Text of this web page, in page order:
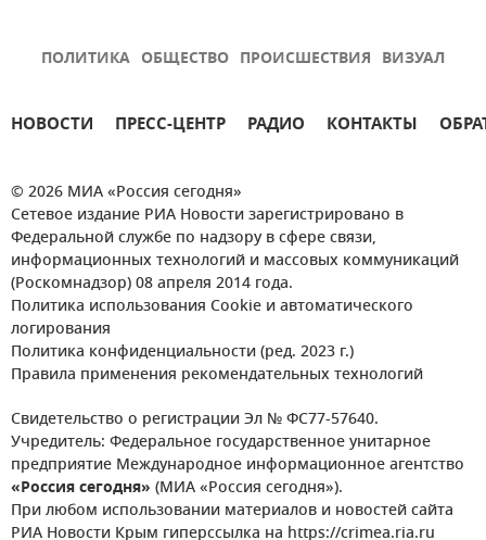
ПОЛИТИКА ОБЩЕСТВО ПРОИСШЕСТВИЯ ВИЗУАЛ
НОВОСТИ ПРЕСС-ЦЕНТР РАДИО КОНТАКТЫ
© 2026 МИА «Россия сегодня»
Сетевое издание РИА Новости зарегистрировано в
Федеральной службе по надзору в сфере связи,
информационных технологий и массовых коммуникаций
(Роскомнадзор) 08 апреля 2014 года.
Политика использования Cookie и автоматического
логирования
Политика конфиденциальности (ред. 2023 г.)
Правила применения рекомендательных технологий
Свидетельство о регистрации Эл № ФС77-57640.
Учредитель: Федеральное государственное унитарное
предприятие Международное информационное агентство
«Россия сегодня» (МИА «Россия сегодня»).
При любом использовании материалов и новостей сайта
РИА Новости Крым гиперссылка на https://crimea.ria.ru